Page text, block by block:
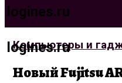
logines.ru
logines.ru
Компьютеры и
Новый Fujitsu